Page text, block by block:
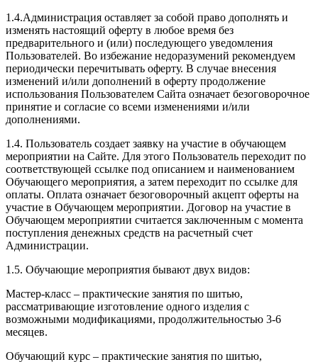
1.4.Администрация оставляет за собой право дополнять и
изменять настоящий оферту в любое время без
предварительного и (или) последующего уведомления
Пользователей. Во избежание недоразумений рекомендуем
периодически перечитывать оферту. В случае внесения
изменений и/или дополнений в оферту продолжение
использования Пользователем Сайта означает безоговорочное
принятие и согласие со всеми изменениями и/или
дополнениями.
1.4. Пользователь создает заявку на участие в обучающем
мероприятии на Сайте. Для этого Пользователь переходит по
соответствующей ссылке под описанием и наименованием
Обучающего мероприятия, а затем переходит по ссылке для
оплаты. Оплата означает безоговорочный акцепт оферты на
участие в Обучающем мероприятии. Договор на участие в
Обучающем мероприятии считается заключенным с момента
поступления денежных средств на расчетный счет
Администрации.
1.5. Обучающие мероприятия бывают двух видов:
Мастер-класс – практические занятия по шитью,
рассматривающие изготовление одного изделия с
возможными модификациями, продолжительностью 3-6
месяцев.
Обучающий курс – практические занятия по шитью,